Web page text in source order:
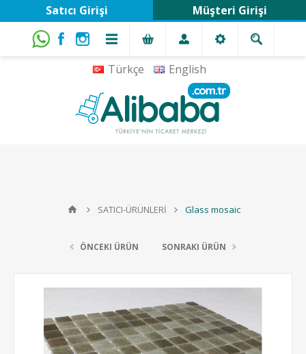
Türkçe English
Satıcı Girişi Müşteri Girişi
SATICI-ÜRÜNLERİ Glass mosaic
ÖNCEKI ÜRÜN SONRAKI ÜRÜN